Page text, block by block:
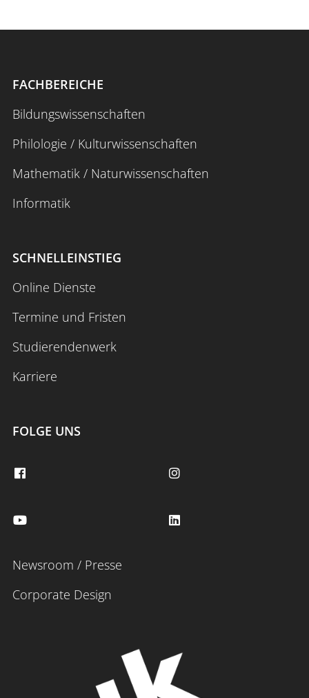
FACHBEREICHE
Bildungswissenschaften
Philologie / Kulturwissenschaften
Mathematik / Naturwissenschaften
Informatik
SCHNELLEINSTIEG
Online Dienste
Termine und Fristen
Studierendenwerk
Karriere
FOLGE UNS
Newsroom / Presse
Corporate Design